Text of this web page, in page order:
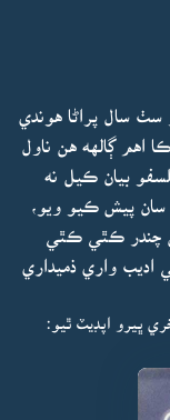
سال پراڻا هوندي
اهم ڳالهه هن ناول
بيان ڪيل نه
پيش ڪيو ويو،
چندر ڪٿي ڪٿي
واري ذميداري
ڀيرو اپڊيٽ ٿيو: